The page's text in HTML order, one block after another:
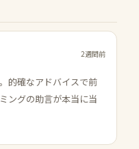
2週間前
的確なアドバイスで前
ングの助言が本当に当